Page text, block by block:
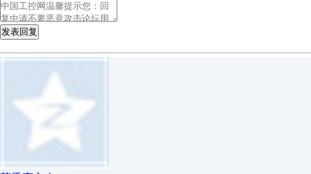
发表回复